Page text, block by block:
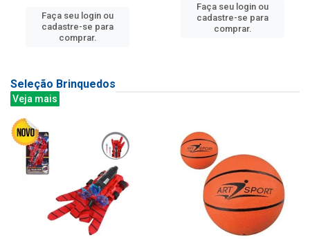
Faça seu login ou
cadastre-se para
comprar.
Faça seu login ou
cadastre-se para
comprar.
Seleção Brinquedos
Veja mais